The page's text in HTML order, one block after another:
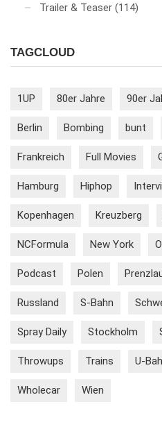
Trailer & Teaser (114)
TAGCLOUD
1UP 80er Jahre 90er
Berlin Bombing bunt
Frankreich Full Movies
Hamburg Hiphop
Kopenhagen Kreuzberg
NCFormula New York
Podcast Polen
Russland S-Bahn
Spray Daily Stockholm
Throwups Trains U-
Wholecar Wien